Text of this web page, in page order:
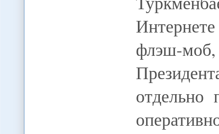
флэш-
отдельно